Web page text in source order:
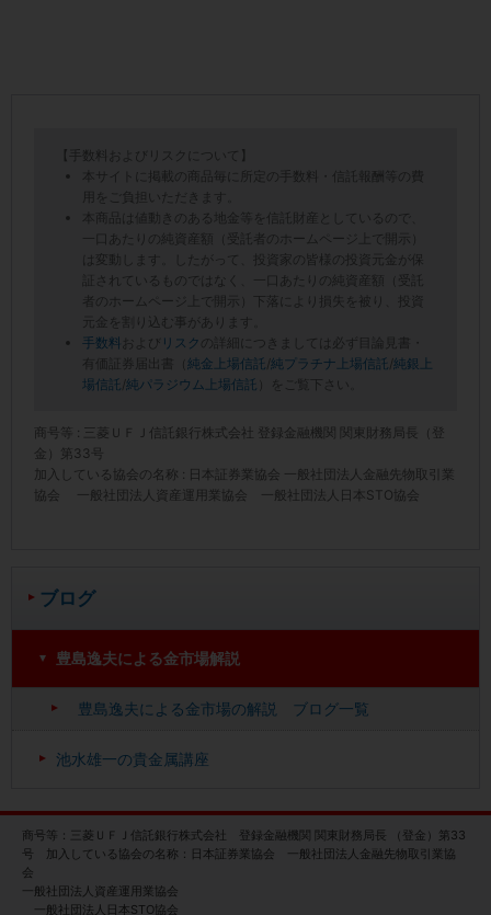
ブログ
豊島逸夫による金市場解説
豊島逸夫による金市場の解説 ブログ一覧
池水雄一の貴金属講座
【手数料およびリスクについて】
本サイトに掲載の商品毎に所定の手数料・信託報酬等の費
用をご負担いただきます。
本商品は値動きのある地金等を信託財産としているので、
一口あたりの純資産額（受託者のホームページ上で開示）
は変動します。したがって、投資家の皆様の投資元金が保
証されているものではなく、一口あたりの純資産額（受託
者のホームページ上で開示）下落により損失を被り、投資
元金を割り込む事があります。
手数料
および リスク
の詳細につきましては必ず目論見書・
有価証券届出書（ 純金上場信託 /純プラチナ上場信託 /純銀上
場信託 /純パラジウム上場信託 ）をご覧下さい。
商号等 : 三菱ＵＦＪ信託銀行株式会社 登録金融機関 関東財務局長（登
金）第33号
加入している協会の名称 : 日本証券業協会 一般社団法人金融先物取引業
協会 一般社団法人資産運用業協会 一般社団法人日本STO協会
商号等：三菱ＵＦＪ信託銀行株式会社 登録金融機関 関東財務局長 （登金）第33
号 加入している協会の名称：日本証券業協会 一般社団法人金融先物取引業協
会
一般社団法人資産運用業協会
一般社団法人日本STO協会